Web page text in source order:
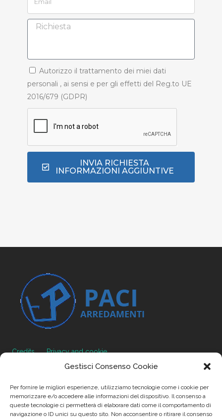
Gestisci Consenso Cookie
Per fornire le migliori esperienze, utilizziamo tecnologie come i cookie per
memorizzare e/o accedere alle informazioni del dispositivo. Il consenso a
queste tecnologie ci permetterà di elaborare dati come il comportamento di
navigazione o ID unici su questo sito. Non acconsentire o ritirare il consenso
Autorizzo il trattamento dei miei dati
personali , ai sensi e per gli effetti del Reg.to UE
2016/679 (GDPR)
INVIA RICHIESTA
INFORMAZIONI AGGIUNTIVE
Credits Privacy and cookie
Via Virginio 358/360
Loc. Anselmo 50025 Montespertoli (FI)